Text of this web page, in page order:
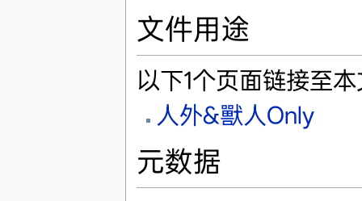
文件用途
以下1个页面链接至
人外&獸人Only
元数据